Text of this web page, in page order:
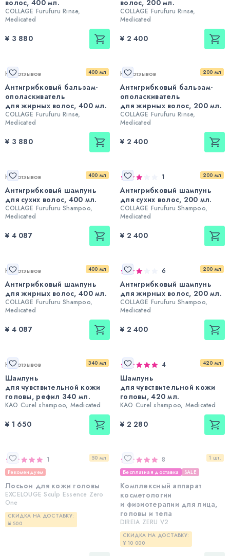
волос, 400 мл.
COLLAGE Furufuru Rinse,
Medicated
¥ 3 880
волос, 200 мл.
COLLAGE Furufuru Rinse,
Medicated
¥ 2 400
400 мл
Нет отзывов
Антигрибковый бальзам-
ополаскиватель
для жирных волос, 400 мл.
COLLAGE Furufuru Rinse,
Medicated
¥ 3 880
200 мл
Нет отзывов
Антигрибковый бальзам-
ополаскиватель
для жирных волос, 200 мл.
COLLAGE Furufuru Rinse,
Medicated
¥ 2 400
400 мл
Нет отзывов
Антигрибковый шампунь
для сухих волос, 400 мл.
COLLAGE Furufuru Shampoo,
Medicated
¥ 4 087
200 мл
1
Антигрибковый шампунь
для сухих волос, 200 мл.
COLLAGE Furufuru Shampoo,
Medicated
¥ 2 400
400 мл
Нет отзывов
Антигрибковый шампунь
для жирных волос, 400 мл.
COLLAGE Furufuru Shampoo,
Medicated
¥ 4 087
200 мл
6
Антигрибковый шампунь
для жирных волос, 200 мл.
COLLAGE Furufuru Shampoo,
Medicated
¥ 2 400
340 мл
Нет отзывов
Шампунь
для чувствительной кожи
головы, рефил 340 мл.
KAO Curel shampoo, Medicated
¥ 1 650
420 мл
4
Шампунь
для чувствительной кожи
головы, 420 мл.
KAO Curel shampoo, Medicated
¥ 2 280
50 мл
1
Рекомендуем
Лосьон для кожи головы
EXCELOUGE Sculp Essence Zero
One
СКИДКА НА ДОСТАВКУ:
¥ 500
1 шт.
8
Бесплатная доставка SALE
Комплексный аппарат
косметологии
и физиотерапии для лица,
головы и тела
DIREIA ZERU V2
СКИДКА НА ДОСТАВКУ:
¥ 10 000